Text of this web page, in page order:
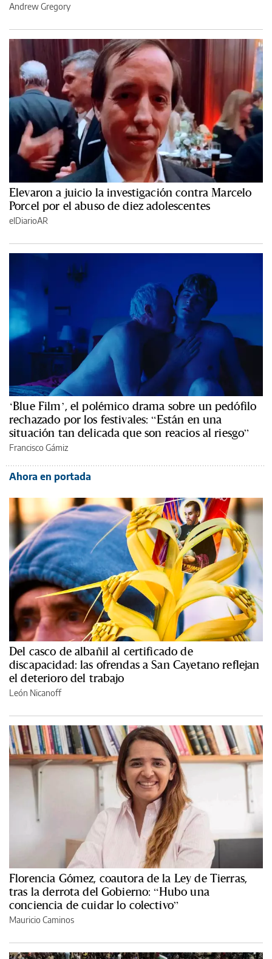
Andrew Gregory
Elevaron a juicio la investigación contra Marcelo
Porcel por el abuso de diez adolescentes
elDiarioAR
‘Blue Film’, el polémico drama sobre un pedófilo
rechazado por los festivales: “Están en una
situación tan delicada que son reacios al riesgo”
Francisco Gámiz
Ahora en portada
Del casco de albañil al certificado de
discapacidad: las ofrendas a San Cayetano reflejan
el deterioro del trabajo
León Nicanoff
Florencia Gómez, coautora de la Ley de Tierras,
tras la derrota del Gobierno: “Hubo una
conciencia de cuidar lo colectivo”
Mauricio Caminos